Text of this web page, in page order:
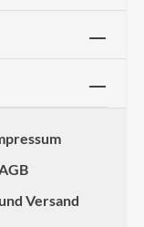
Versand